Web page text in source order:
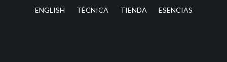
ENGLISH TÉCNICA TIENDA ESENCIAS